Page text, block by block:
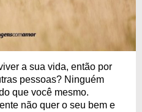
a sua vida, então por
pessoas? Ninguém
que você mesmo.
não quer o seu bem e